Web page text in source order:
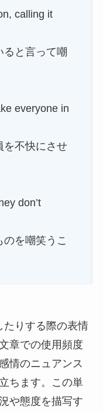
calling it
ると言って嘲
everyone in
を不快にさせ
don’t
を嘲笑うこ
たりする際の表情
章での使用頻度
情のニュアンス
ちます。この単
や態度を描写す